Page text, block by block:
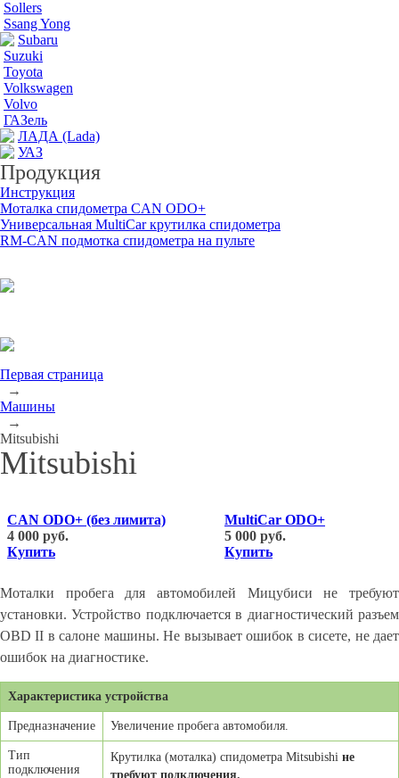
Sollers
Ssang Yong
Subaru
Suzuki
Toyota
Volkswagen
Volvo
ГАЗель
ЛАДА (Lada)
УАЗ
Продукция
Инструкция
Моталка спидометра CAN ODO+
Универсальная MultiCar крутилка спидометра
RM-CAN подмотка спидометра на пульте
Первая страница
→
Машины
→
Mitsubishi
Mitsubishi
CAN ODO+ (без лимита)
4 000 руб.
Купить
MultiCar ODO+
5 000 руб.
Купить
Моталки пробега для автомобилей Мицубиси не требуют
установки. Устройство подключается в диагностический разъем
OBD II в салоне машины. Не вызывает ошибок в сисете, не дает
ошибок на диагностике.
Характеристика устройства
Предназначение Увеличение пробега автомобиля.
Тип
подключения
Крутилка (моталка) спидометра Mitsubishi не
требуют подключения.